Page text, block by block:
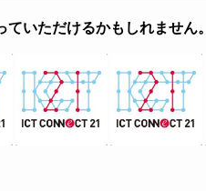
ていただけるかもしれません。